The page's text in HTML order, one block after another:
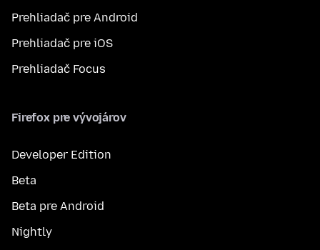
Prehliadač pre Android
Prehliadač pre iOS
Prehliadač Focus
Firefox pre vývojárov
Developer Edition
Beta
Beta pre Android
Nightly